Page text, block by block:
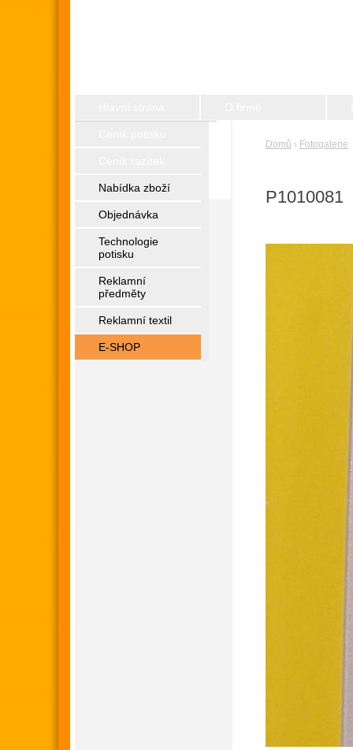
Domů › Fotogalerie
P1010081
Nabídka zboží
Objednávka
Technologie
potisku
Reklamní
předměty
Reklamní textil
E-SHOP